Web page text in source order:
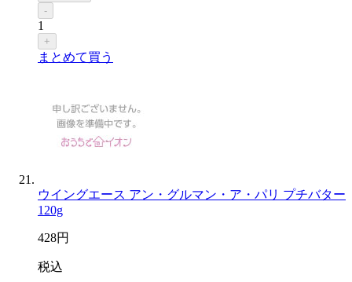
-
1
+
まとめて買う
ウイングエース アン・グルマン・ア・パリ プチバター
120g
428円
税込